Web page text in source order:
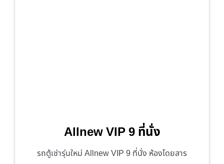
Allnew VIP 9 ที่นั่ง
รถตู้เช่ารุ่นใหม่ Allnew VIP 9 ที่นั่ง ห้องโดยสาร